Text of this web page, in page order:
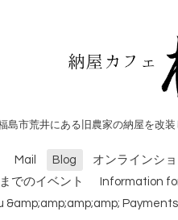
島市荒井にある旧農家の納屋を改装
Mail Blog オンラインシ
でのイベント
Information
&amp;amp;amp;amp;